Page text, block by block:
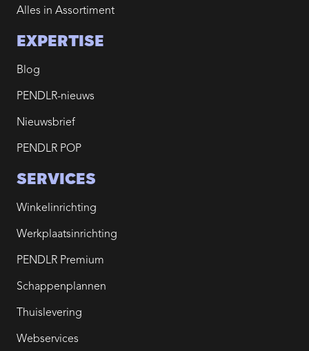
Alles in Assortiment
EXPERTISE
Blog
PENDLR-nieuws
Nieuwsbrief
PENDLR POP
SERVICES
Winkelinrichting
Werkplaatsinrichting
PENDLR Premium
Schappenplannen
Thuislevering
Webservices